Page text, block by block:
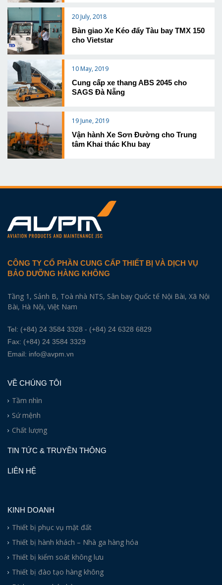
20 July, 2018
Bàn giao Xe Kéo đẩy Tàu bay TMX 150
cho Vietstar
10 May, 2019
Cung cấp xe thang ABS 2045 cho
SAGS Đà Nẵng
19 June, 2019
Vận hành Xe Sơn Đường cho Trung
tâm Khai thác Khu bay
CÔNG TY CỔ PHẦN CUNG CẤP THIẾT BỊ VÀ DỊCH VỤ
BẢO DƯỠNG HÀNG KHÔNG
Tầng 1, Sảnh B, Toà nhà NTS, Sân bay Quốc tế Nội Bài, Xã Nội
Bài, Hà Nội, Việt Nam
Tel: (+84) 24 3584 3328 - (+84) 24 6328 6829
Fax: (+84) 24 3584 3329
Email: info@avpm.vn
VỀ CHÚNG TÔI
Tầm nhìn
Sứ mệnh
Chất lượng
TIN TỨC & TRUYỀN THÔNG
LIÊN HỆ
KINH DOANH
Thiết bị phục vụ mặt đất
Thiết bị hành khách – Nhà ga hàng hóa
Thiết bị kiểm soát không lưu
Thiết bị đào tạo hàng không